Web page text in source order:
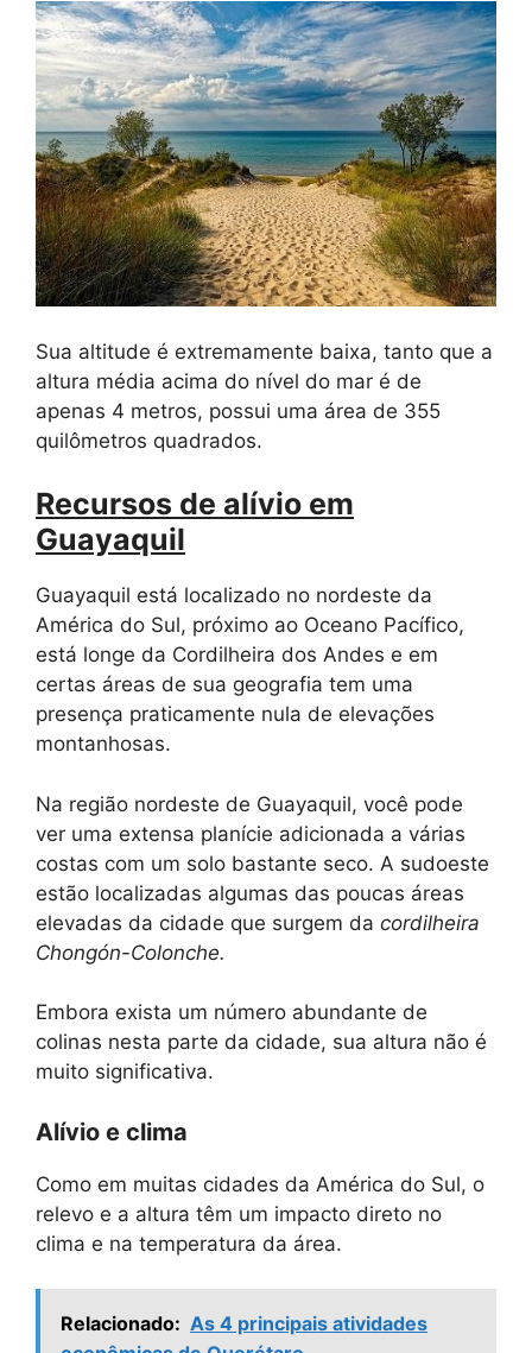
Sua altitude é extremamente baixa, tanto que a
altura média acima do nível do mar é de
apenas 4 metros, possui uma área de 355
quilômetros quadrados.
Recursos de alívio em
Guayaquil
Guayaquil está localizado no nordeste da
América do Sul, próximo ao Oceano Pacífico,
está longe da Cordilheira dos Andes e em
certas áreas de sua geografia tem uma
presença praticamente nula de elevações
montanhosas.
Na região nordeste de Guayaquil, você pode
ver uma extensa planície adicionada a várias
costas com um solo bastante seco. A sudoeste
estão localizadas algumas das poucas áreas
elevadas da cidade que surgem da cordilheira
Chongón-Colonche.
Embora exista um número abundante de
colinas nesta parte da cidade, sua altura não é
muito significativa.
Alívio e clima
Como em muitas cidades da América do Sul, o
relevo e a altura têm um impacto direto no
clima e na temperatura da área.
Relacionado: As 4 principais atividades